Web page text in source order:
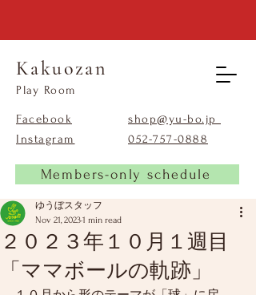
Kakuozan
​Play Room
Facebook
Instagram
shop@yu-bo.jp
​052-757-0888
Members-only schedule
２０２３年１０月１週目
「ママボールの軌跡」
ゆうぼスタッフ
Nov 21, 20231 min read